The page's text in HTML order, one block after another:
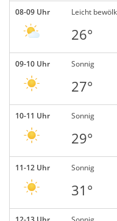
08-09 Uhr Leicht
26°
09-10 Uhr Sonnig
27°
10-11 Uhr Sonnig
29°
11-12 Uhr Sonnig
31°